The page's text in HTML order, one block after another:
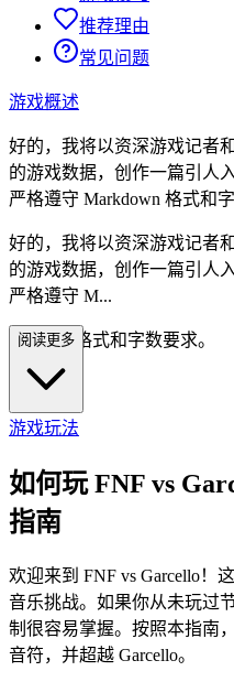
推荐理由
常见问题
游戏概述
好的，我将以资深游戏记者
的游戏数据，创作一篇引人
严格遵守 Markdown 格式和字
好的，我将以资深游戏记者
的游戏数据，创作一篇引人
严格遵守 M...
arkdown 格式和字数要求。
阅读更多
游戏玩法
如何玩 FNF vs
指南
欢迎来到 FNF vs Garcello！
音乐挑战。如果你从未玩过
制很容易掌握。按照本指南
音符，并超越 Garcello。